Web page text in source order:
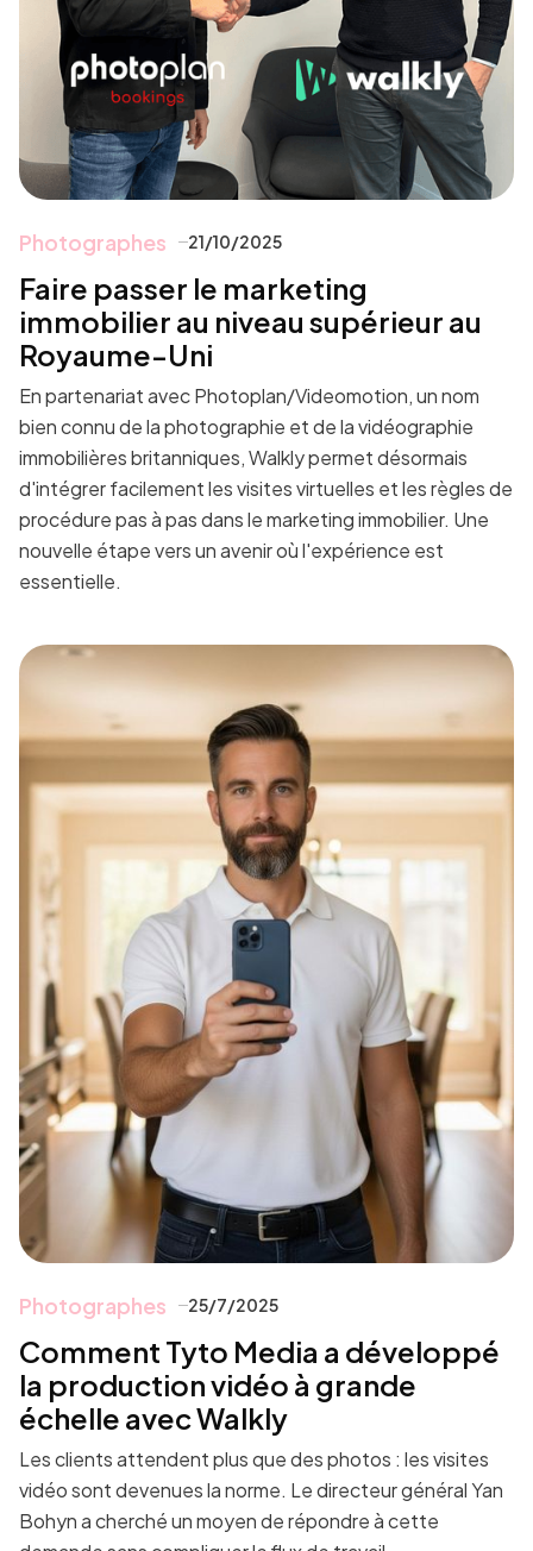
Photographes 21/10/2025
Faire passer le marketing
immobilier au niveau supérieur au
Royaume-Uni
En partenariat avec Photoplan/Videomotion, un nom
bien connu de la photographie et de la vidéographie
immobilières britanniques, Walkly permet désormais
d'intégrer facilement les visites virtuelles et les règles de
procédure pas à pas dans le marketing immobilier. Une
nouvelle étape vers un avenir où l'expérience est
essentielle.
Photographes 25/7/2025
Comment Tyto Media a développé
la production vidéo à grande
échelle avec Walkly
Les clients attendent plus que des photos : les visites
vidéo sont devenues la norme. Le directeur général Yan
Bohyn a cherché un moyen de répondre à cette